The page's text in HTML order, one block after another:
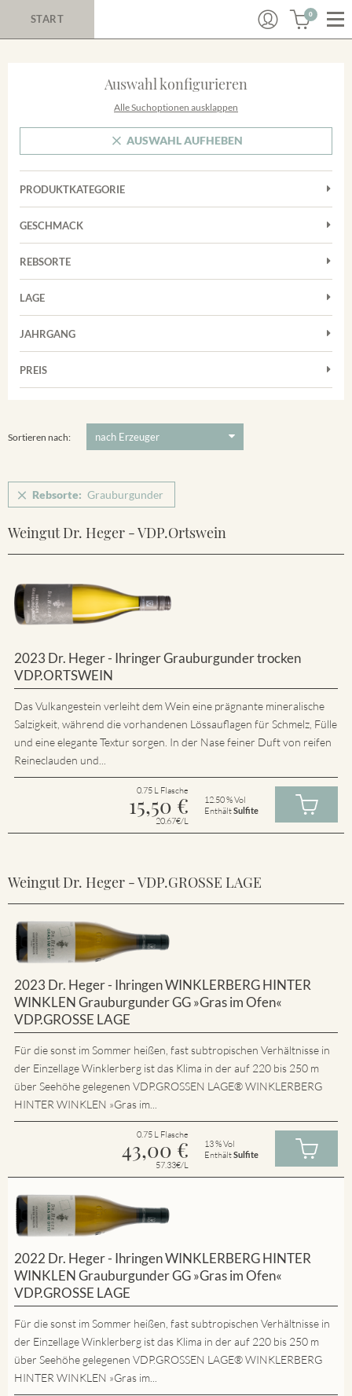
START 0
Auswahl konfigurieren
Alle Suchoptionen ausklappen
AUSWAHL AUFHEBEN
PRODUKTKATEGORIE
Cuvées
Rosé
Weißwein
GESCHMACK
Trocken
REBSORTE
Chardonnay
Grauburgunder
Riesling
Spätburgunder
LAGE
Achkarrer Schlossberg
Vorderer Winklerberg
Winklerberg Hinter Winklen
JAHRGANG
PREIS
Sortieren nach:
Rebsorte: Grauburgunder
Weingut Dr. Heger - VDP.Ortswein
2023 Dr. Heger - Ihringer Grauburgunder trocken
VDP.ORTSWEIN
Das Vulkangestein verleiht dem Wein eine prägnante mineralische
Salzigkeit, während die vorhandenen Lössauflagen für Schmelz, Fülle
und eine elegante Textur sorgen. In der Nase feiner Duft von reifen
Reineclauden und...
0.75 L Flasche
15,50 €
20.67€/L
12.50 % Vol
EnthältSulfite
Weingut Dr. Heger - VDP.GROSSE LAGE
2023 Dr. Heger - Ihringen WINKLERBERG HINTER
WINKLEN Grauburgunder GG »Gras im Ofen«
VDP.GROSSE LAGE
Für die sonst im Sommer heißen, fast subtropischen Verhältnisse in
der Einzellage Winklerberg ist das Klima in der auf 220 bis 250 m
über Seehöhe gelegenen VDP.GROSSEN LAGE® WINKLERBERG
HINTER WINKLEN »Gras im...
0.75 L Flasche
43,00 €
57.33€/L
13 % Vol
EnthältSulfite
2022 Dr. Heger - Ihringen WINKLERBERG HINTER
WINKLEN Grauburgunder GG »Gras im Ofen«
VDP.GROSSE LAGE
Für die sonst im Sommer heißen, fast subtropischen Verhältnisse in
der Einzellage Winklerberg ist das Klima in der auf 220 bis 250 m
über Seehöhe gelegenen VDP.GROSSEN LAGE® WINKLERBERG
HINTER WINKLEN »Gras im...